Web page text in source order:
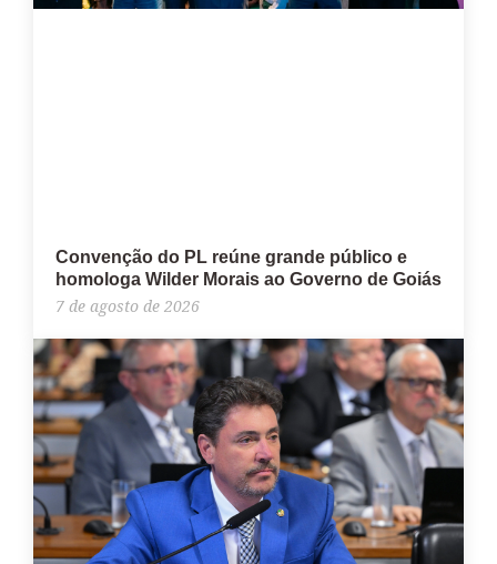
Convenção do PL reúne grande público e
homologa Wilder Morais ao Governo de Goiás
7 de agosto de 2026